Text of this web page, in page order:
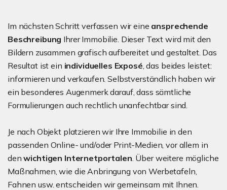
Im nächsten Schritt verfassen wir eine ansprechende
Beschreibung Ihrer Immobilie. Dieser Text wird mit den
Bildern zusammen grafisch aufbereitet und gestaltet. Das
Resultat ist ein individuelles Exposé, das beides leistet:
informieren und verkaufen. Selbstverständlich haben wir
ein besonderes Augenmerk darauf, dass sämtliche
Formulierungen auch rechtlich unanfechtbar sind.
Je nach Objekt platzieren wir Ihre Immobilie in den
passenden Online- und/oder Print-Medien, vor allem in
denwichtigen Internetportalen. Über weitere mögliche
Maßnahmen, wie die Anbringung von Werbetafeln,
Fahnen usw. entscheiden wir gemeinsam mit Ihnen.